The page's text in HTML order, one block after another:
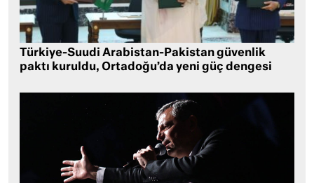
Türkiye-Suudi Arabistan-Pakistan güvenlik
paktı kuruldu, Ortadoğu’da yeni güç dengesi